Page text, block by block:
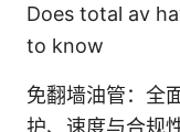
Does total av
to know
免翻墙油管：全
护、速度与合规